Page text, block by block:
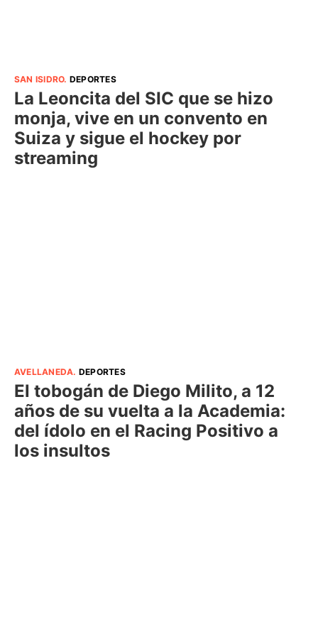
SAN ISIDRO. DEPORTES
La Leoncita del SIC que se hizo
monja, vive en un convento en
Suiza y sigue el hockey por
streaming
AVELLANEDA. DEPORTES
El tobogán de Diego Milito, a 12
años de su vuelta a la Academia:
del ídolo en el Racing Positivo a
los insultos